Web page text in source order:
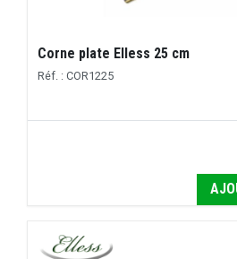
Corne plate Elless 25 cm
Réf. : COR1225